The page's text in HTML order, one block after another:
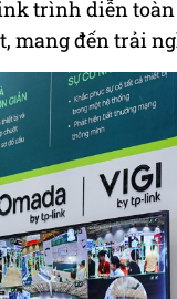
trình diễn
mang đến trải